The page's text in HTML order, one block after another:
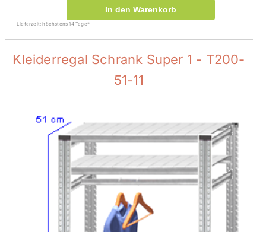
In den Warenkorb
Lieferzeit: höchstens 14 Tage*
Kleiderregal Schrank Super 1 - T200-
51-11